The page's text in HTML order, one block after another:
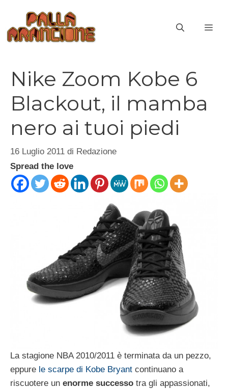
contenuto
Nike Zoom Kobe 6
Blackout, il mamba
nero ai tuoi piedi
16 Luglio 2011 di Redazione
Spread the love
La stagione NBA 2010/2011 è terminata da un pezzo,
eppure le scarpe di Kobe Bryant continuano a
riscuotere un enorme successo tra gli appassionati,